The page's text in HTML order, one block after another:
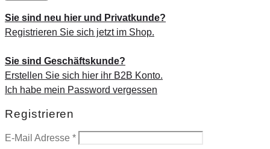
Sie sind neu hier und Privatkunde?
Registrieren Sie sich jetzt im Shop.
Sie sind Geschäftskunde?
Erstellen Sie sich hier ihr B2B Konto.
Ich habe mein Password vergessen
Registrieren
E-Mail Adresse *